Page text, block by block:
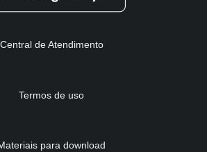
Central de Atendimento
Termos de uso
para download